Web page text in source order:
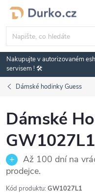
Přejít
obsah
Nakupujte v autorizovaném
servisem ! 🛠️
Dámské hodinky Guess
Dámské
GW1027L1
Až 100 dní na
prodejce.
Kód produktu: GW1027L1